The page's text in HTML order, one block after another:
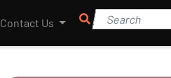
Contact Us